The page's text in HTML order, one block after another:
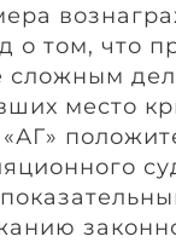
о том, что
сложным
место